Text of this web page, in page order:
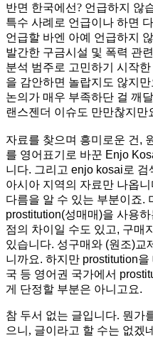
반면 한국에선? 언급하지 않
특수 사례로 언급이나 하면
언급할 바엔 아예 언급하지
발간한 구금시설 및 폭력 관
분석 범주로 고민하기 시작
을 감안하면 놀랍지도 않지
논의가 매우 부족하단 걸 깨
랜스젠더 이슈도 만만찮지만
자료를 찾으며 흥미로운 건,
를 영어표기로 바꾼 Enjo
니다. 그리고 enjo kosai로
아시아 지역의 자료만 나옵
다름을 알 수 있는 부분이죠.
prostitution(성매매)을 사용
점의 차이일 수도 있고, 구매
있습니다. 성구매와 (원조)교
니까요. 하지만 prostitution을
국 등 영어권 국가에서
게 단정할 부분은 아니고요.
참 두서 없는 글입니다. 뭔가
으니, 글이라고 할 수는 없겠